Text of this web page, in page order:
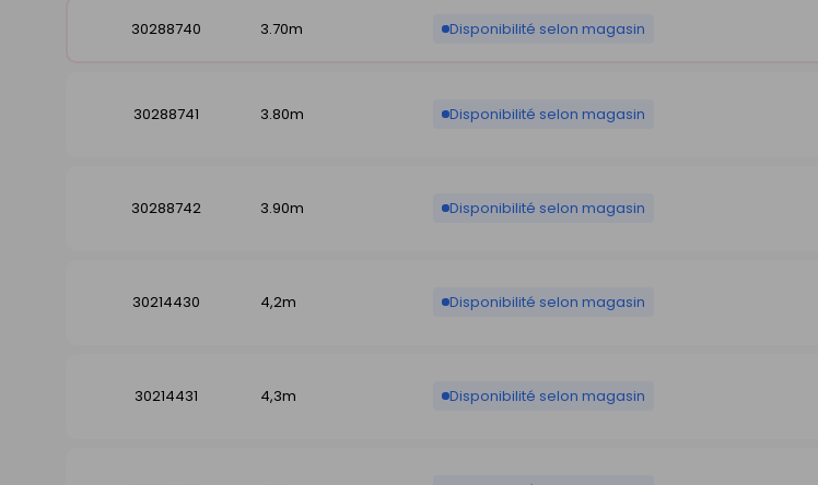
30288740 3.70m Disponibilité selon magasin
30288741 3.80m Disponibilité selon magasin
30288742 3.90m Disponibilité selon magasin
30214430 4,2m Disponibilité selon magasin
30214431 4,3m Disponibilité selon magasin